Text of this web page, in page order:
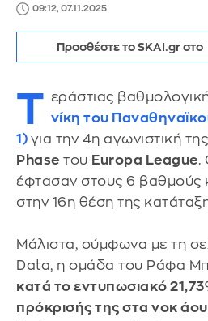
09:12, 07.11.2025
Προσθέστε το SKAI.gr στο
Τ εράστιας
νίκη του
1) για την 4η αγωνιστική της
Phase του Europa League.
έφτασαν στους 6 βαθμούς
στην 16η θέση της
Μάλιστα, σύμφωνα με τη
Data, η ομάδα του Ράφα
κατά το εντυπωσιακό
πρόκρισής της στα νοκ